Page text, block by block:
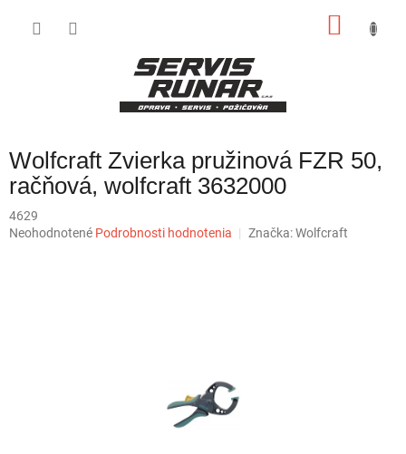
Wolfcraft Zvierka pružinová FZR 50,
račňová, wolfcraft 3632000
4629
Priemerné
Neohodnotené Podrobnosti hodnotenia Značka:Wolfcraft